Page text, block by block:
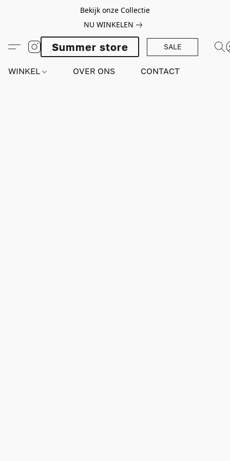
Bekijk onze Collectie
NU WINKELEN
Summer store SALE
WINKEL OVER ONS CONTACT